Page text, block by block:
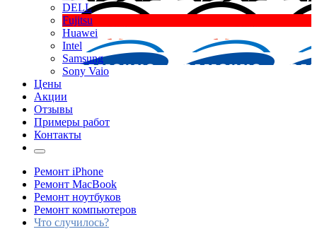
DELL
Fujitsu
Huawei
Intel
Samsung
Sony Vaio
Цены
Акции
Отзывы
Примеры работ
Контакты
Ремонт iPhone
Ремонт MacBook
Ремонт ноутбуков
Ремонт компьютеров
Что случилось?